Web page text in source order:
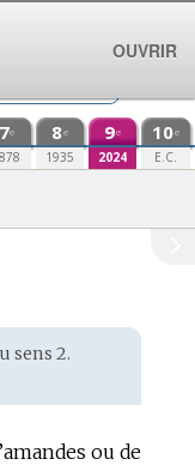
7e 8e
1935
9e
2024
10e
E.C.
sens 2.
ou de
OUVRIR